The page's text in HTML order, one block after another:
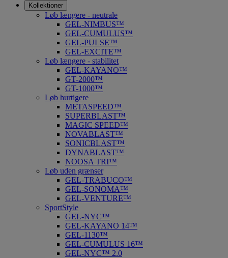
Kollektioner
Løb længere - neutrale
GEL-NIMBUS™
GEL-CUMULUS™
GEL-PULSE™
GEL-EXCITE™
Løb længere - stabilitet
GEL-KAYANO™
GT-2000™
GT-1000™
Løb hurtigere
METASPEED™
SUPERBLAST™
MAGIC SPEED™
NOVABLAST™
SONICBLAST™
DYNABLAST™
NOOSA TRI™
Løb uden grænser
GEL-TRABUCO™
GEL-SONOMA™
GEL-VENTURE™
SportStyle
GEL-NYC™
GEL-KAYANO 14™
GEL-1130™
GEL-CUMULUS 16™
GEL-NYC™ 2.0